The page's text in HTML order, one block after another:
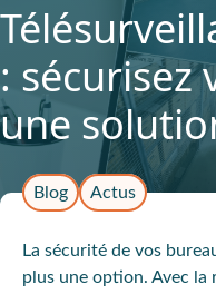
: sécurisez
une
Blog Actus
La sécurité de vos
plus une option. Avec la